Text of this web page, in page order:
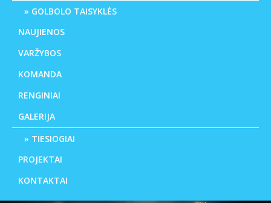
GOLBOLO TAISYKLĖS
NAUJIENOS
VARŽYBOS
KOMANDA
RENGINIAI
GALERIJA
TIESIOGIAI
PROJEKTAI
KONTAKTAI